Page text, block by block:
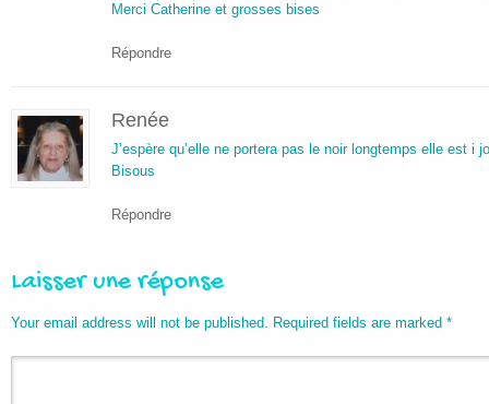
Merci Catherine et grosses bises
Répondre
Renée
J’espère qu’elle ne portera pas le noir longtemps elle est i
Bisous
Répondre
Laisser une réponse
Your email address will not be published. Required fields are marked *